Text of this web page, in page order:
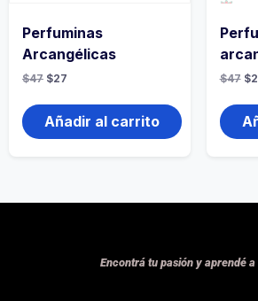
Perfuminas
Arcangélicas
$47 $27
Añadir al carrito
$47 $
Encontrá tu pasión y aprendé